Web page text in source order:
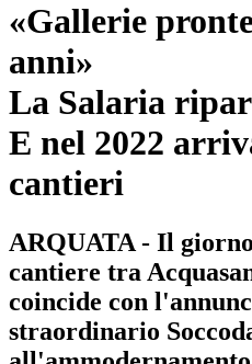
«Gallerie
anni»
La Salaria
E nel 2022
cantieri
ARQUATA - Il
cantiere tra
coincide con
straordinario